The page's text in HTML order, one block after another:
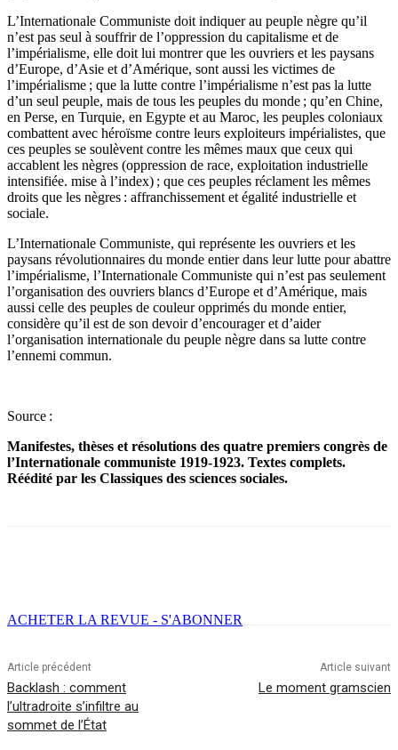
L’Internationale Communiste doit indiquer au peuple nègre qu’il
n’est pas seul à souffrir de l’oppression du capitalisme et de
l’impérialisme, elle doit lui montrer que les ouvriers et les paysans
d’Europe, d’Asie et d’Amérique, sont aussi les victimes de
l’impérialisme ; que la lutte contre l’impérialisme n’est pas la lutte
d’un seul peuple, mais de tous les peuples du monde ; qu’en Chine,
en Perse, en Turquie, en Egypte et au Maroc, les peuples coloniaux
combattent avec héroïsme contre leurs exploiteurs impérialistes, que
ces peuples se soulèvent contre les mêmes maux que ceux qui
accablent les nègres (oppression de race, exploitation industrielle
intensifiée. mise à l’index) ; que ces peuples réclament les mêmes
droits que les nègres : affranchissement et égalité industrielle et
sociale.
L’Internationale Communiste, qui représente les ouvriers et les
paysans révolutionnaires du monde entier dans leur lutte pour abattre
l’impérialisme, l’Internationale Communiste qui n’est pas seulement
l’organisation des ouvriers blancs d’Europe et d’Amérique, mais
aussi celle des peuples de couleur opprimés du monde entier,
considère qu’il est de son devoir d’encourager et d’aider
l’organisation internationale du peuple nègre dans sa lutte contre
l’ennemi commun.
Source :
Manifestes, thèses et résolutions des quatre premiers congrès de
l’Internationale communiste 1919-1923. Textes complets.
Réédité par les Classiques des sciences sociales.
ACHETER LA REVUE - S'ABONNER
Article précédent
Backlash : comment
l’ultradroite s’infiltre au
sommet de l’État
Article suivant
Le moment gramscien